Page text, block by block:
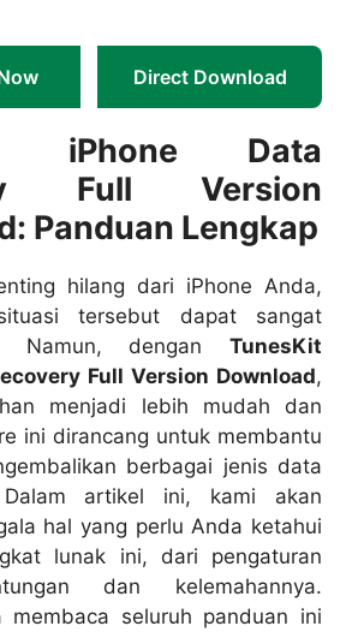
Direct Download
iPhone Data
Full Version
Panduan Lengkap
hilang dari iPhone Anda,
tersebut dapat sangat
Namun, dengan TunesKit
Full Version Download,
menjadi lebih mudah dan
ini dirancang untuk membantu
berbagai jenis data
artikel ini, kami akan
hal yang perlu Anda ketahui
lunak ini, dari pengaturan
dan kelemahannya.
membaca seluruh panduan ini